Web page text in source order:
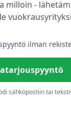
milloin -
ilman
sähköpostiin tai